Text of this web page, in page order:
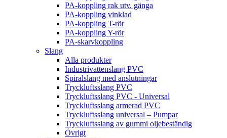
PA-koppling rak utv. gänga
PA-koppling vinklad
PA-koppling T-rör
PA-koppling Y-rör
PA-skarvkoppling
Slang
Alla produkter
Industrivattenslang PVC
Spiralslang med anslutningar
Tryckluftsslang PVC
Tryckluftsslang PVC - Universal
Tryckluftsslang armerad PVC
Tryckluftsslang universal – Pumpar
Tryckluftsslang av gummi oljebeständig
Övrigt